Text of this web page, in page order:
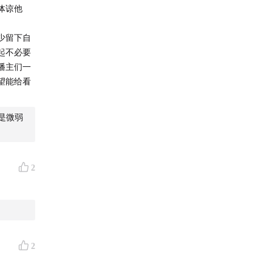
谅他
留下自
不必要
主们一
能给看
微弱
2
2